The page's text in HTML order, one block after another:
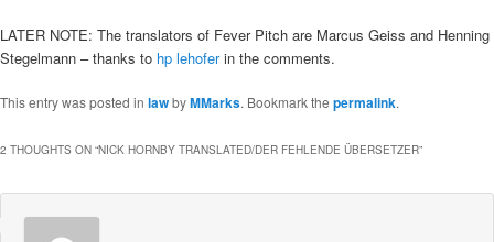
LATER NOTE: The translators of Fever Pitch are Marcus Geiss and Henning
Stegelmann – thanks to hp lehoferin the comments.
This entry was posted in lawbyMMarks. Bookmark the permalink.
2 THOUGHTS ON “NICK HORNBY TRANSLATED/DER FEHLENDE ÜBERSETZER”